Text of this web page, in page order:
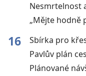
Nesmrtelnost
„Mějte hodně
16 Sbírka pro
Pavlův plán
Plánované